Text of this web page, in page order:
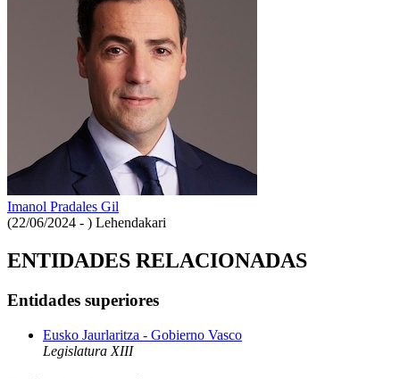
Imanol Pradales Gil
(22/06/2024 - ) Lehendakari
ENTIDADES RELACIONADAS
Entidades superiores
Eusko Jaurlaritza - Gobierno Vasco
Legislatura XIII